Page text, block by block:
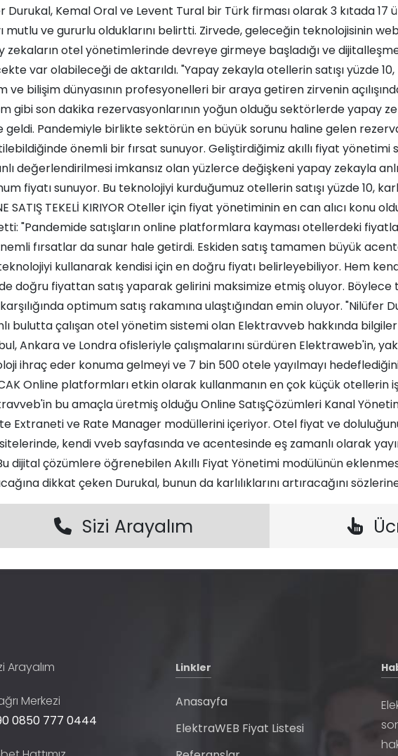
Durukal, Kemal Oral ve Levent Tural bir Türk firması olarak 3 kıtada
mutlu ve gururlu olduklarını belirtti. Zirvede, geleceğin teknolojisinin
zekaların otel yönetimlerinde devreye girmeye başladığı ve
var olabileceği de aktarıldı. "Yapay zekayla otellerin satışı yüzde 10,
ve bilişim dünyasının profesyonelleri bir araya getiren zirvenin
gibi son dakika rezervasyonlarının yoğun olduğu sektörlerde yapay
geldi. Pandemiyle birlikte sektörün en büyük sorunu haline gelen
önemli bir fırsat sunuyor. Geliştirdiğimiz akıllı fiyat yönetimi
değerlendirilmesi imkansız olan yüzlerce değişkeni yapay zekayla
fiyatı sunuyor. Bu teknolojiyi kurduğumuz otellerin satışı yüzde 10,
SATIŞ TEKELİ KIRIYOR Oteller için fiyat yönetiminin en can alıcı konu
"Pandemide satışların online platformlara kayması otellerdeki
fırsatlar da sunar hale getirdi. Eskiden satış tamamen büyük
kullanarak kendisi için en doğru fiyatı belirleyebiliyor. Hem
doğru fiyattan satış yaparak gelirini maksimize etmiş oluyor. Böylece
optimum satış rakamına ulaştığından emin oluyor. "Nilüfer
bulutta çalışan otel yönetim sistemi olan Elektravveb hakkında
Ankara ve Londra ofisleriyle çalışmalarını sürdüren Elektraweb'in,
ihraç eder konuma gelmeyi ve 7 bin 500 otele yayılmayı hedeflediğini
Online platformları etkin olarak kullanmanın en çok küçük otellerin
bu amaçla üretmiş olduğu Online SatışÇözümleri Kanal
Extraneti ve Rate Manager modüllerini içeriyor. Otel fiyat ve
kendi vveb sayfasında ve acentesinde eş zamanlı olarak
dijital çözümlere öğrenebilen Akıllı Fiyat Yönetimi modülünün
dikkat çeken Durukal, bunun da karlılıklarını artıracağını
Sizi Arayalım
Arayalım
Merkezi
0850 777 0444
Linkler
Anasayfa
ElektraWEB Fiyat Listesi